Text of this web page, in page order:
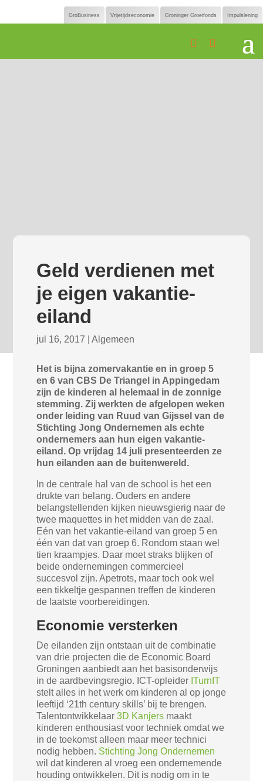
GroBusiness Vrijetijdseconomie Groninger Groeifonds Impulslening
 
Geld verdienen met
je eigen vakantie-
eiland
jul 16, 2017 |Algemeen
Het is bijna zomervakantie en in groep 5
en 6 van CBS De Triangel in Appingedam
zijn de kinderen al helemaal in de zonnige
stemming. Zij werkten de afgelopen weken
onder leiding van Ruud van Gijssel van de
Stichting Jong Ondernemen als echte
ondernemers aan hun eigen vakantie-
eiland. Op vrijdag 14 juli presenteerden ze
hun eilanden aan de buitenwereld.
In de centrale hal van de school is het een
drukte van belang. Ouders en andere
belangstellenden kijken nieuwsgierig naar de
twee maquettes in het midden van de zaal.
Eén van het vakantie-eiland van groep 5 en
één van dat van groep 6. Rondom staan wel
tien kraampjes. Daar moet straks blijken of
beide ondernemingen commercieel
succesvol zijn. Apetrots, maar toch ook wel
een tikkeltje gespannen treffen de kinderen
de laatste voorbereidingen.
Economie versterken
De eilanden zijn ontstaan uit de combinatie
van drie projecten die de Economic Board
Groningen aanbiedt aan het basisonderwijs
in de aardbevingsregio. ICT-opleider ITurnIT
stelt alles in het werk om kinderen al op jonge
leeftijd ‘21th century skills’ bij te brengen.
Talentontwikkelaar3D Kanjers maakt
kinderen enthousiast voor techniek omdat we
in de toekomst alleen maar meer technici
nodig hebben. Stichting Jong Ondernemen
wil dat kinderen al vroeg een ondernemende
houding ontwikkelen. Dit is nodig om in te